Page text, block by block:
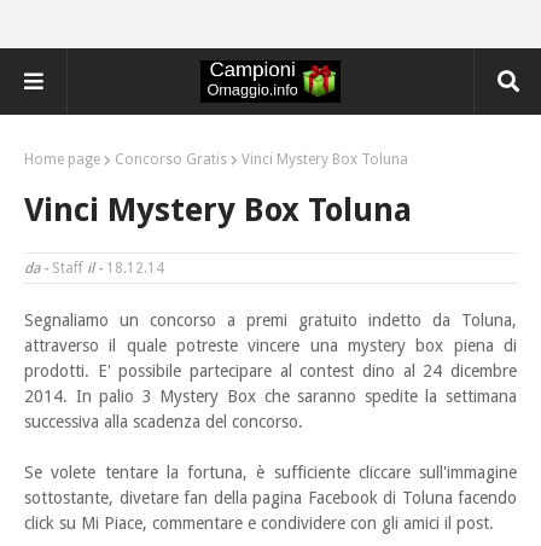
Home page Concorso Gratis Vinci Mystery Box Toluna
Vinci Mystery Box Toluna
da - Staff il - 18.12.14
Segnaliamo un concorso a premi gratuito indetto da Toluna,
attraverso il quale potreste vincere una mystery box piena di
prodotti. E' possibile partecipare al contest dino al 24 dicembre
2014. In palio 3 Mystery Box che saranno spedite la settimana
successiva alla scadenza del concorso.
Se volete tentare la fortuna, è sufficiente cliccare sull'immagine
sottostante, divetare fan della pagina Facebook di Toluna facendo
click su Mi Piace, commentare e condividere con gli amici il post.